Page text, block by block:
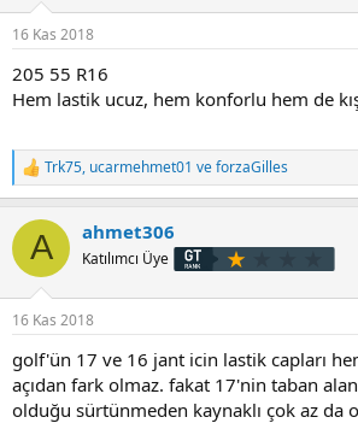
16 Kas 2018
205 55 R16
Hem lastik ucuz, hem konforlu hem de
T
e
k
l
:
Trk75, ucarmehmet01 veforzaGilles
A ahmet306
Katılımcı Üye
16 Kas 2018
golf'ün 17 ve 16 jant icin lastik capları
açıdan fark olmaz. fakat 17'nin taban
olduğu sürtünmeden kaynaklı çok az da